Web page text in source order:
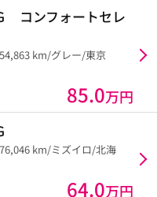
コンフォートセレ
km/グレー/東京
85.0万円
km/ミズイロ/北海
64.0万円